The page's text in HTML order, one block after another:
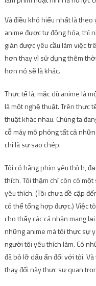
Và điều khó hiểu nhất là
anime được tự động hóa, thì
giản được yêu cầu làm việc
hơn thay vì sử dụng thêm
hơn nó sẽ là khác.
Thực tế là, mặc dù anime là
là một nghệ thuật. Trên thực
thuật khác nhau. Chúng ta
cỗ máy mô phỏng tất cả
chỉ là sự sao chép.
Tôi có hãng phim yêu thích,
thích. Tôi thậm chí còn có
yêu thích. (Tôi chưa đề cập
có thể tổng hợp được.) Việc
cho thấy các cá nhân mang
những anime mà tôi thực sự
người tôi yêu thích làm. Có
đã bỏ lỡ dấu ấn đối với tôi.
thay đổi này thực sự quan